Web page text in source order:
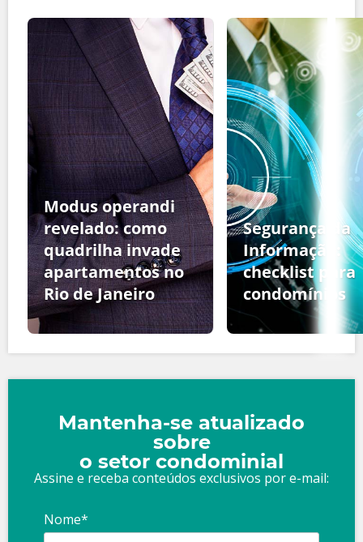
Modus operandi
revelado: como
quadrilha invade
apartamentos no
Rio de Janeiro
Segurança da
Informação:
checklist para
condomínios
Mantenha-se atualizado
sobre
o setor condominial
Assine e receba conteúdos exclusivos por e-mail:
Nome*